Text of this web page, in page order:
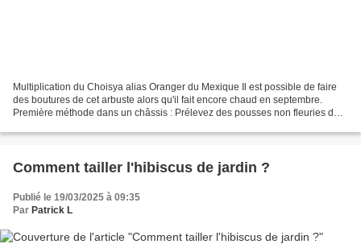
Multiplication du Choisya alias Oranger du Mexique Il est possible de faire
des boutures de cet arbuste alors qu'il fait encore chaud en septembre.
Première méthode dans un châssis : Prélevez des pousses non fleuries de
Comment tailler l'hibiscus de jardin ?
Publié le 19/03/2025 à 09:35
Par Patrick L